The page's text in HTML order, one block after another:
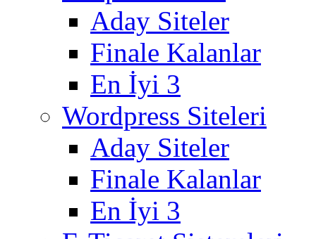
Aday Siteler
Finale Kalanlar
En İyi 3
Wordpress Siteleri
Aday Siteler
Finale Kalanlar
En İyi 3